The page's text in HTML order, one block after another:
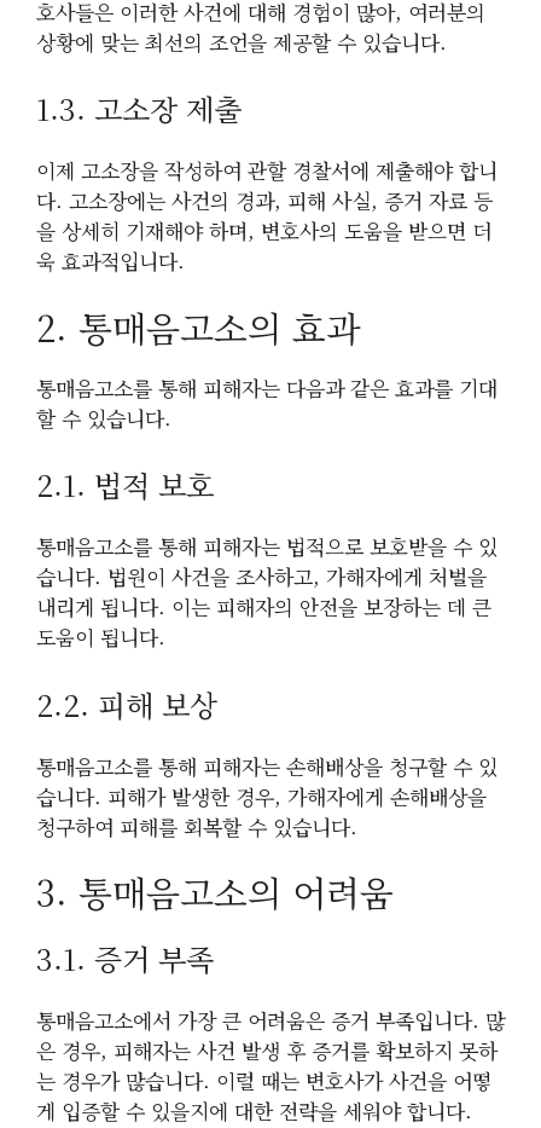
호사들은 이러한 사건에 대해 경험이 많아, 여러분의
상황에 맞는 최선의 조언을 제공할 수 있습니다.
1.3. 고소장 제출
이제 고소장을 작성하여 관할 경찰서에 제출해야 합니
다. 고소장에는 사건의 경과, 피해 사실, 증거 자료 등
을 상세히 기재해야 하며, 변호사의 도움을 받으면 더
욱 효과적입니다.
2. 통매음고소의 효과
통매음고소를 통해 피해자는 다음과 같은 효과를 기대
할 수 있습니다.
2.1. 법적 보호
통매음고소를 통해 피해자는 법적으로 보호받을 수 있
습니다. 법원이 사건을 조사하고, 가해자에게 처벌을
내리게 됩니다. 이는 피해자의 안전을 보장하는 데 큰
도움이 됩니다.
2.2. 피해 보상
통매음고소를 통해 피해자는 손해배상을 청구할 수 있
습니다. 피해가 발생한 경우, 가해자에게 손해배상을
청구하여 피해를 회복할 수 있습니다.
3. 통매음고소의 어려움
3.1. 증거 부족
통매음고소에서 가장 큰 어려움은 증거 부족입니다. 많
은 경우, 피해자는 사건 발생 후 증거를 확보하지 못하
는 경우가 많습니다. 이럴 때는 변호사가 사건을 어떻
게 입증할 수 있을지에 대한 전략을 세워야 합니다.